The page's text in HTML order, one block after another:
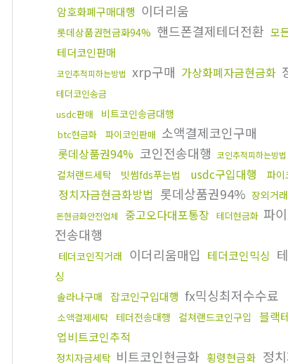
암호화폐구매대행 이더리움
롯데상품권현금화94% 핸드폰결제테더전환 모
테더코인판매
코인추적피하는방법 xrp구매 가상화폐자금현금화
테더코인송금
usdc판매
비트코인송금대행
btc현금화 파이코인판매 소액결제코인구매
롯데상품권94% 코인전송대행 코인추적피하는방법
컬쳐랜드세탁 빗썸fds푸는법 usdc구입대행 파이
정치자금현금화방법 롯데상품권94% 장외거
돈현금화안전업체 중고오다대포통장 테더현금화 파
전송대행
테더코인직거래 이더리움매입 테더코인믹싱
싱
솔라나구매 잡코인구입대행 fx믹싱최저수수료
소액결제세탁 테더전송대행 컬쳐랜드코인구입
블랙
업비트코인추적
정치자금세탁 비트코인현금화 횡령현금화 정